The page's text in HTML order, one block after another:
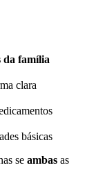
da família
clara
básicas
se ambas as